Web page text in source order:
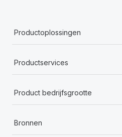
Productoplossingen
Productservices
Product bedrijfsgrootte
Bronnen